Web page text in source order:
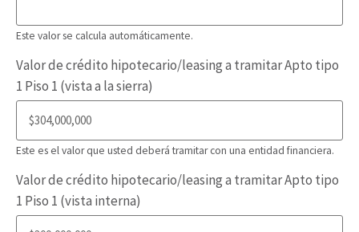
Este valor se calcula automáticamente.
Valor de crédito hipotecario/leasing a tramitar Apto tipo
1 Piso 1 (vista a la sierra)
Este es el valor que usted deberá tramitar con una entidad financiera.
Valor de crédito hipotecario/leasing a tramitar Apto tipo
1 Piso 1 (vista interna)